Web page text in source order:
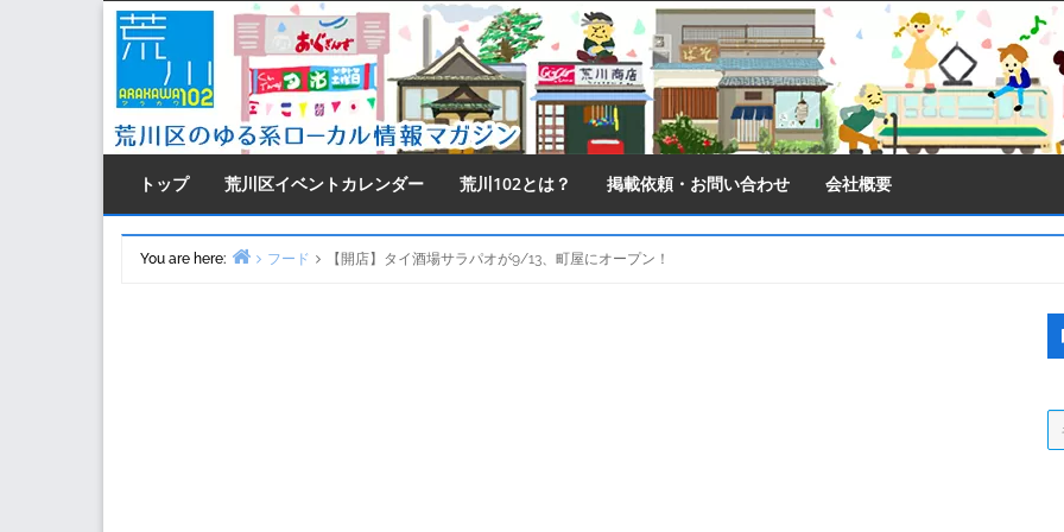
Skip
content
トップ 荒川区イベントカレンダー 荒川102とは？ 掲載依頼・お問い合わせ 会社概要
You are here:
フード 【開店】タイ酒場サラパオが9/13、町屋にオープン！